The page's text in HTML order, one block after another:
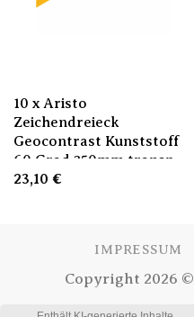
10 x Aristo
Zeichendreieck
Geocontrast Kunststoff
60 Grad 350mm transp
23,10 €
IMPRESSUM
Copyright 2026 ©